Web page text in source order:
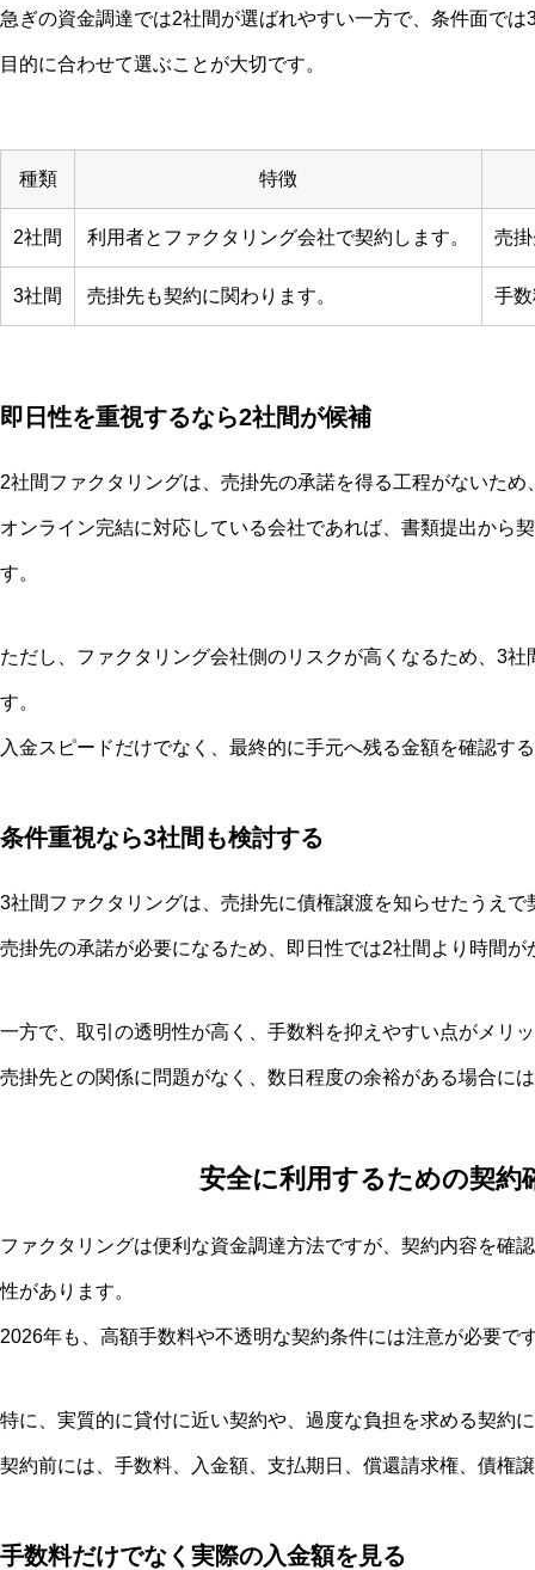
急ぎの資金調達では2社間が選ばれやすい一方で、条件面で
目的に合わせて選ぶことが大切です。
種類 特徴
2社間 利用者とファクタリング会社で契約します。 売
3社間 売掛先も契約に関わります。 手
即日性を重視するなら2社間が候補
2社間ファクタリングは、売掛先の承諾を得る工程がないた
オンライン完結に対応している会社であれば、書類提出から
す。
ただし、ファクタリング会社側のリスクが高くなるため、3
す。
入金スピードだけでなく、最終的に手元へ残る金額を確認す
条件重視なら3社間も検討する
3社間ファクタリングは、売掛先に債権譲渡を知らせたうえで
売掛先の承諾が必要になるため、即日性では2社間より時間が
一方で、取引の透明性が高く、手数料を抑えやすい点がメリ
売掛先との関係に問題がなく、数日程度の余裕がある場合に
安全に利用するための契約
ファクタリングは便利な資金調達方法ですが、契約内容を確
性があります。
2026年も、高額手数料や不透明な契約条件には注意が必要で
特に、実質的に貸付に近い契約や、過度な負担を求める契約
契約前には、手数料、入金額、支払期日、償還請求権、債権
手数料だけでなく実際の入金額を見る